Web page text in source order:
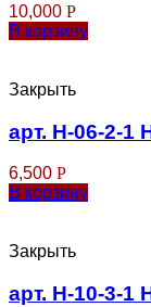
10,000 Р
В корзину
Закрыть
арт. Н-06-2-1
6,500 Р
В корзину
Закрыть
арт. Н-10-3-